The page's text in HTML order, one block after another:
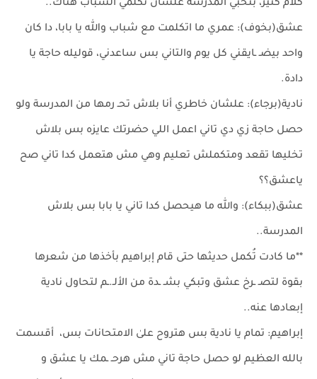
كلام كتير، بتحبي المدرسة علشان تكلمي الشباب هناك..
عشق(بخوف): عمري ما اتكلمت مع شباب والله يا بابا، دا كان
واحد بيضـ ـايقني كل يوم والتاني بس ساعدني، قوليله حاجة يا
دادة.
نادية(برجاء): علشان خاطري أنا بلاش تحـ رمها من المدرسة ولو
حصل حاجة زي دي تاني اعمل اللي حضرتك عايزه بس بلاش
تخليها تقعد ومتكملش تعليم وهي مش هتعمل كدا تاني صح
ياعشق؟؟
عشق(ببكاء): والله ما هيحصل كدا تاني يا بابا بس بلاش
المدرسة..
**ما كادت تُكمل حديثها حتى قام إبراهيم بأخذها من شعرها
بقوة لتصـ ـرخ عشق وتبكي بشـ ـدة من الألـ.ـم لتحاول نادية
إبعادها عنه..
إبراهيم: تمام يا نادية بس هتروح علىٰ الامتحانات بس، أقسمت
بالله العظيم لو حصل حاجة تاني مش هرحـ ـمك يا عشق و